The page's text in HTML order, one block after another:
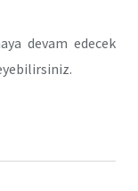
devam edecek